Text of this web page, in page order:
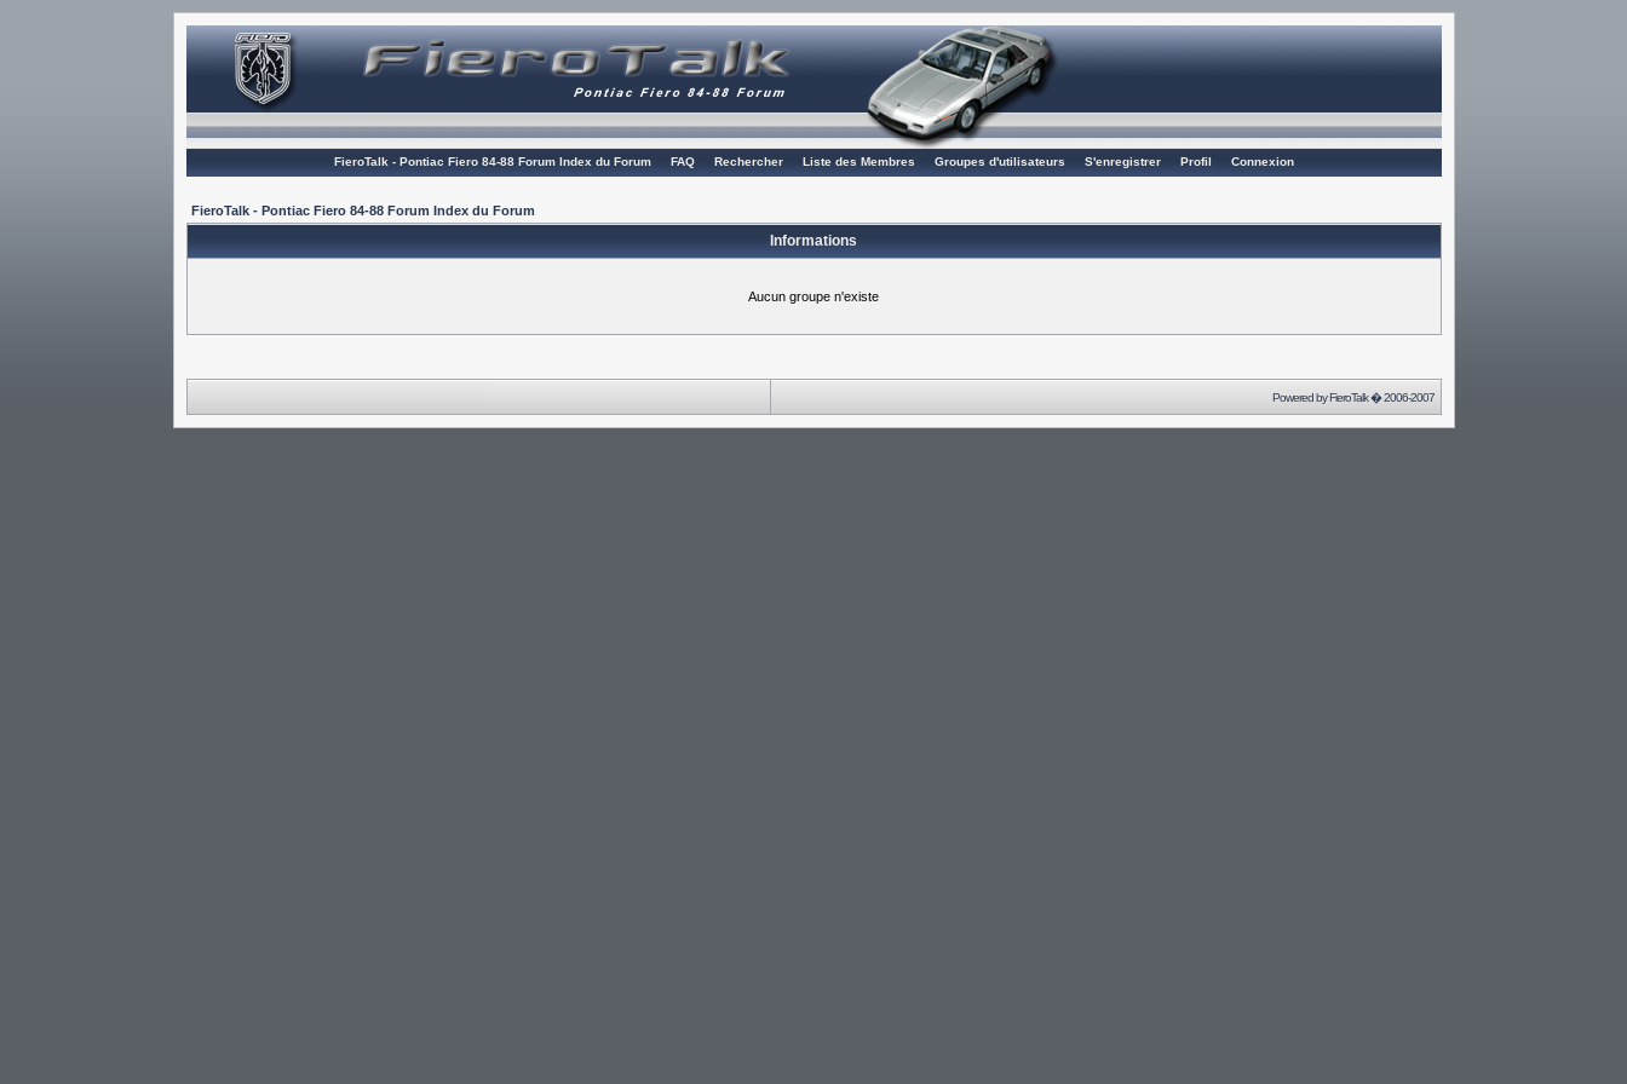
FieroTalk - Pontiac Fiero 84-88 Forum Index du Forum FAQ Rechercher Liste des Membres Groupes d'utilisateurs S'enregistrer Profil Connexion
FieroTalk - Pontiac Fiero 84-88 Forum Index du Forum
Informations
Aucun groupe n'existe
Powered byFieroTalk� 2006-2007